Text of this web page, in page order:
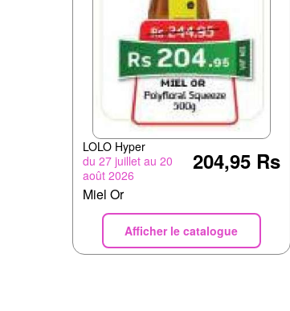
LOLO Hyper
du 27 juillet au 20
août 2026
204,95 Rs
Miel Or
Afficher le catalogue